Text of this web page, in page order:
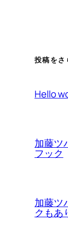
投稿をさ
Hello
加藤ツ
フック
加藤ツ
クもあ